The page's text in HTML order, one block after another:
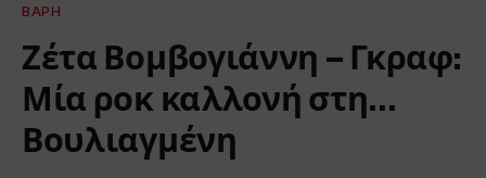
ΒΆΡΗ
Ζέτα Βομβογιάννη – Γκραφ:
Μία ροκ καλλονή στη…
Βουλιαγμένη